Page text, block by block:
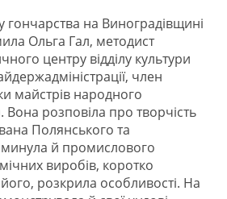
гончарства на Виноградівщині
Ольга Гал, методист
центру відділу культури
член
майстрів народного
Вона розповіла про творчість
Полянського та
й промислового
виробів, коротко
розкрила особливості. На